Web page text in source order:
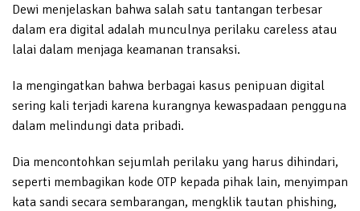
Dewi menjelaskan bahwa salah satu tantangan terbesar
dalam era digital adalah munculnya perilaku careless atau
lalai dalam menjaga keamanan transaksi.
Ia mengingatkan bahwa berbagai kasus penipuan digital
sering kali terjadi karena kurangnya kewaspadaan pengguna
dalam melindungi data pribadi.
Dia mencontohkan sejumlah perilaku yang harus dihindari,
seperti membagikan kode OTP kepada pihak lain, menyimpan
kata sandi secara sembarangan, mengklik tautan phishing,